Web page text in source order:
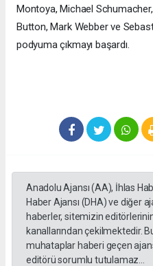
Montoya, Michael
Button, Mark Webber ve
podyuma çıkmayı başardı.
Anadolu Ajansı (AA), İhlas
Haber Ajansı (DHA) ve diğer
haberler, sitemizin
kanallarından çekilmektedir.
muhataplar haberi geçen
editörü sorumlu tutulamaz...